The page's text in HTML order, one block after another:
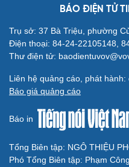
BÁO ĐIỆN TỬ
Trụ sở: 37 Bà Triệu, phường
Điện thoại: 84-24-22105148,
Thư điện tử:
Liên hệ quảng cáo, phát
Báo giá quảng cáo
Báo in
Tổng Biên tập: NGÔ THIỆU
Phó Tổng Biên tập: Phạm